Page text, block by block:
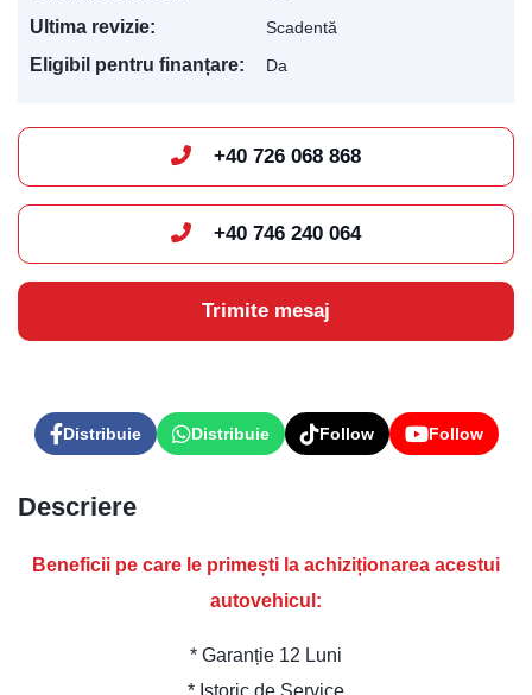
Ultima revizie: Scadentă
Eligibil pentru finanțare: Da
+40 726 068 868
+40 746 240 064
Trimite mesaj
Distribuie Distribuie Follow Follow
Descriere
Beneficii pe care le primești la achiziționarea acestui
autovehicul:
* Garanție 12 Luni
* Istoric de Service
Levis AI Agent